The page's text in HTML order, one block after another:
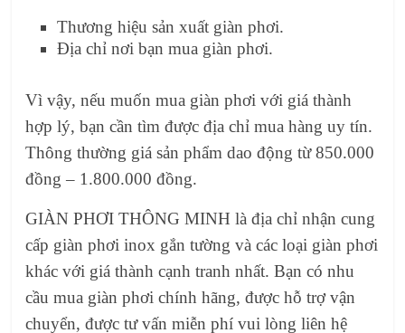
Thương hiệu sản xuất giàn phơi.
Địa chỉ nơi bạn mua giàn phơi.
Vì vậy, nếu muốn mua giàn phơi với giá thành
hợp lý, bạn cần tìm được địa chỉ mua hàng uy tín.
Thông thường giá sản phẩm dao động từ 850.000
đồng – 1.800.000 đồng.
GIÀN PHƠI THÔNG MINH là địa chỉ nhận cung
cấp giàn phơi inox gắn tường và các loại giàn phơi
khác với giá thành cạnh tranh nhất. Bạn có nhu
cầu mua giàn phơi chính hãng, được hỗ trợ vận
chuyển, được tư vấn miễn phí vui lòng liên hệ